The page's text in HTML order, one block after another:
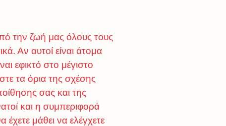
την ζωή μας όλους τους
Αν αυτοί είναι άτομα
εφικτό στο μέγιστο
τα όρια της σχέσης
σας και της
και η συμπεριφορά
έχετε μάθει να ελέγχετε